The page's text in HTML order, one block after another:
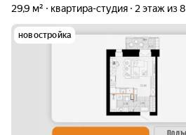
29,9 м²
квартира-студия 2 этаж из 8
новостройка